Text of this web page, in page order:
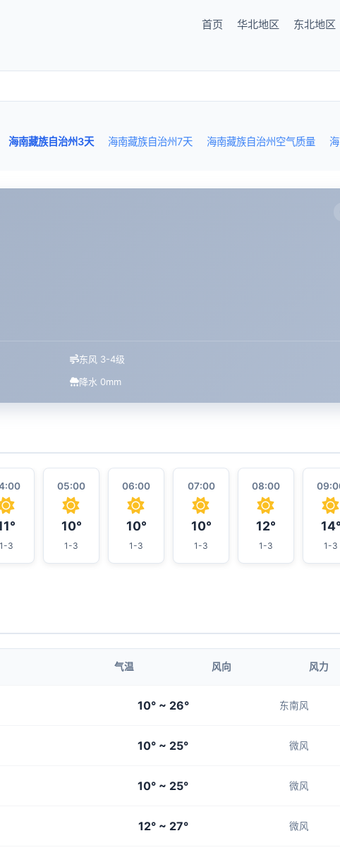
首页 华北地区 东北地区
海南藏族自治州3天 海南藏族自治州7天 海南藏族自治州空气质量
东风 3-4级
降水 0mm
1-3
05:00
10°
1-3
06:00
10°
1-3
07:00
10°
1-3
08:00
12°
1-3
14°
1-3
气温 风向 风力
10° ~ 26° 东南风
10° ~ 25° 微风
10° ~ 25° 微风
12° ~ 27° 微风